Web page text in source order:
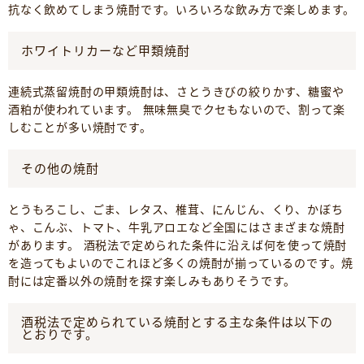
抗なく飲めてしまう焼酎です。いろいろな飲み方で楽しめます。
ホワイトリカーなど甲類焼酎
連続式蒸留焼酎の甲類焼酎は、さとうきびの絞りかす、糖蜜や
酒粕が使われています。 無味無臭でクセもないので、割って楽
しむことが多い焼酎です。
その他の焼酎
とうもろこし、ごま、レタス、椎茸、にんじん、くり、かぼち
ゃ、こんぶ、トマト、牛乳アロエなど全国にはさまざまな焼酎
があります。 酒税法で定められた条件に沿えば何を使って焼酎
を造ってもよいのでこれほど多くの焼酎が揃っているのです。焼
酎には定番以外の焼酎を探す楽しみもありそうです。
酒税法で定められている焼酎とする主な条件は以下の
とおりです。